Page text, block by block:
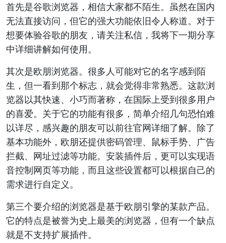
首先是谷歌浏览器，相信大家都不陌生。虽然在国内
无法直接访问，但它的强大功能依旧令人称道。对于
想要体验谷歌的朋友，请关注私信，我将下一期分享
中详细讲解如何使用。
其次是欧朋浏览器。很多人可能对它的名字感到陌
生，但一看到那个标志，就会觉得非常熟悉。这款浏
览器以其快速、小巧而著称，在国际上受到很多用户
的喜爱。关于它的功能有很多，简单介绍几句恐怕难
以详尽，感兴趣的朋友可以前往官网详细了解。除了
基本功能外，欧朋还提供密码管理、鼠标手势、广告
拦截、网址过滤等功能。安装插件后，更可以实现语
音控制网页等功能，而且这些设置都可以根据自己的
需求进行自定义。
第三个要介绍的浏览器是基于欧朋引擎的某款产品。
它的特点是被誉为史上最美的浏览器，但有一个缺点
就是不支持扩展插件。